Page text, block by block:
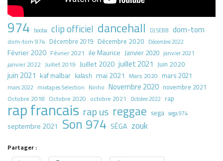
974 booba clip officiel dancehall DJ SEBB dom-tom
dom-tom 974 Décembre 2019 Décembre 2020 Décembre 2022
Février 2020 Février 2021 ile Maurice Janvier 2020 janvier 2021
janvier 2022 Juillet 2019 Juillet 2020 juillet 2021 Juin 2020
juin 2021 kaf malbar kalash mai 2021 Mars 2020 mars 2021
mars 2022 mixtapes Selection Ninho Novembre 2020 novembre 2021
Octobre 2018 Octobre 2020 octobre 2021 Octobre 2022 rap
rap francais rap us reggae sega sega 974
septembre 2021 Son 974 SÉGA zouk
Partager :